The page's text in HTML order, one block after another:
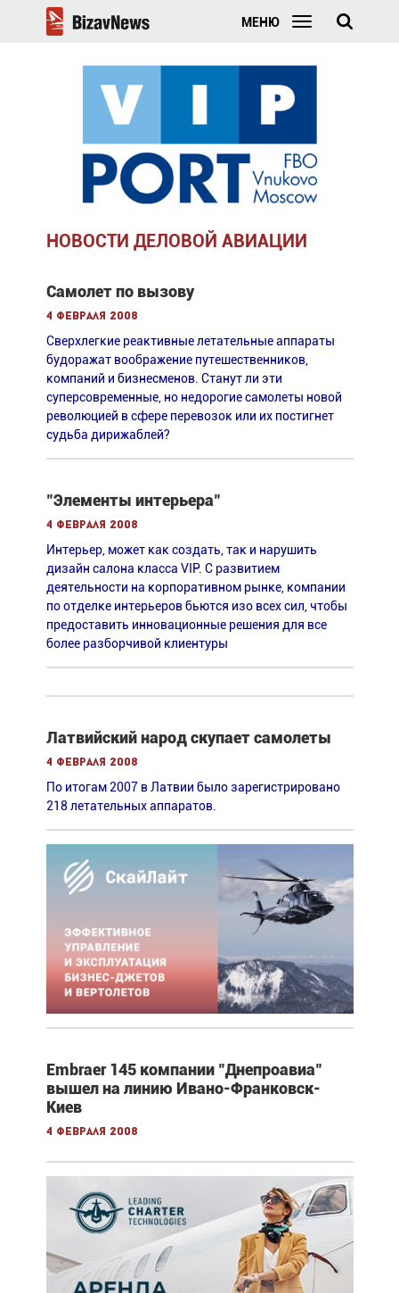
МЕНЮ
НОВОСТИ ДЕЛОВОЙ АВИАЦИИ
Самолет по вызову
4 февраля 2008
Сверхлегкие реактивные летательные аппараты
будоражат воображение путешественников,
компаний и бизнесменов. Станут ли эти
суперсовременные, но недорогие самолеты новой
революцией в сфере перевозок или их постигнет
судьба дирижаблей?
"Элементы интерьера"
4 февраля 2008
Интерьер, может как создать, так и нарушить
дизайн салона класса VIP. С развитием
деятельности на корпоративном рынке, компании
по отделке интерьеров бьются изо всех сил, чтобы
предоставить инновационные решения для все
более разборчивой клиентуры
Латвийский народ скупает самолеты
4 февраля 2008
По итогам 2007 в Латвии было зарегистрировано
218 летательных аппаратов.
Embraer 145 компании "Днепроавиа"
вышел на линию Ивано-Франковск-
Киев
4 февраля 2008